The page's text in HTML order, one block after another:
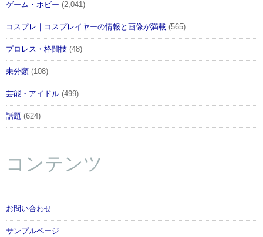
ゲーム・ホビー (2,041)
コスプレ｜コスプレイヤーの情報と画像が満載 (565)
プロレス・格闘技 (48)
未分類 (108)
芸能・アイドル (499)
話題 (624)
コンテンツ
お問い合わせ
サンプルページ